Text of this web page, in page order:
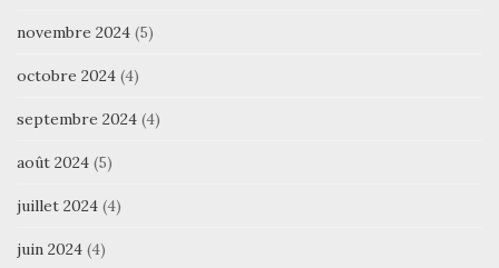
novembre 2024 (5)
octobre 2024 (4)
septembre 2024 (4)
août 2024 (5)
juillet 2024 (4)
juin 2024 (4)